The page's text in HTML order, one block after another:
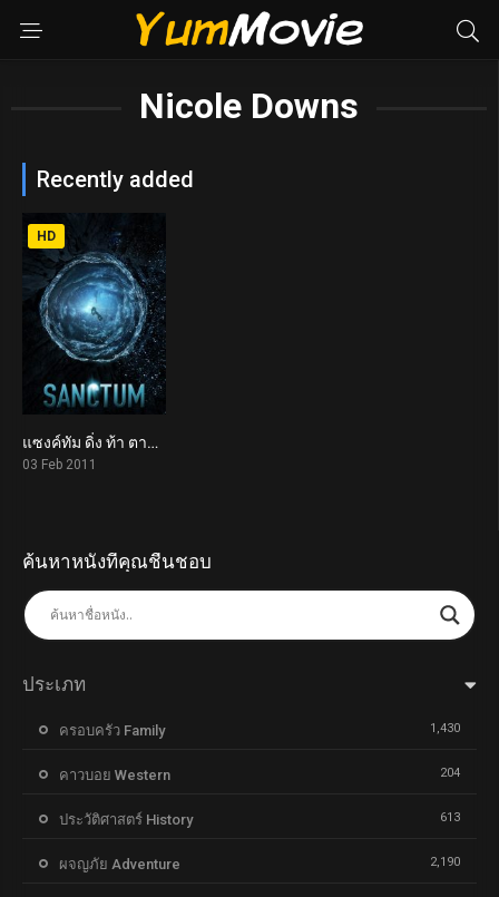
Nicole Downs
Recently added
5.9
HD
แซงค์ทัม ดิ่ง ท้า ตาย Sanctum (2011)
03 Feb 2011
ค้นหาหนังที่คุณชื่นชอบ
ประเภท
ครอบครัว Family 1,430
คาวบอย Western 204
ประวัติศาสตร์ History 613
ผจญภัย Adventure 2,190